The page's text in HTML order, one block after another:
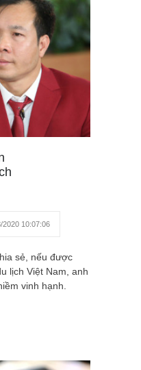
2020 10:07:06
sẻ, nếu được
lịch Việt Nam, anh
vinh hạnh.